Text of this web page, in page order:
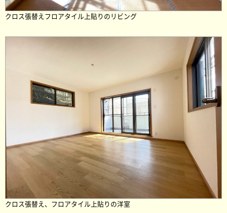
クロス張替えフロアタイル上貼りのリビング
クロス張替え、フロアタイル上貼りの洋室